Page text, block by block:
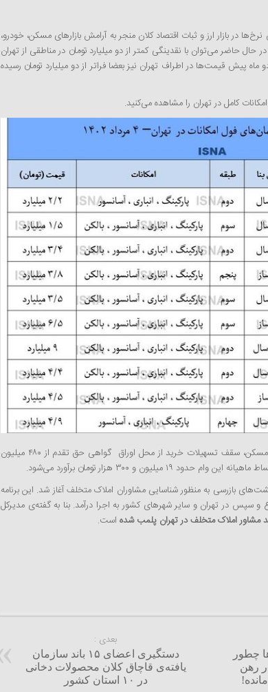
در بازار ارز و ثبات اقتصاد کلان منجر به آرامش بازارهای مسکن، خودرو،
حاضر می‌توان با نقدینگی کمتر از دو میلیارد تومان در مناطقی از تهران
ماه پیش قیمت‌ها در اطراف تهران نیز بعضا فراتر از دو میلیارد تومان رسیده
کامل در تهران را مشاهده می‌کنید.
در هفته‌های اخیر برای افزایش توان خرید مسکن، سقف تسهیلات خرید از محل اوراق گواهی حق تقدم از ۴۸۰ میلیون
بازرسی به منظور شناسایی مشاوران املاک متخلف آغاز شد. این برنامه
در تهران و سایر شهرهای کشور به اجرا درآمد. بنا به گفته‌ی مدیرکل
است.
بعدی :
دستگیری اعضای ۱۵ باند سازمان
یافته‌ی قاچاق کلان محصولات دخانی
در ۱۰ استان کشور
چطور
رهن